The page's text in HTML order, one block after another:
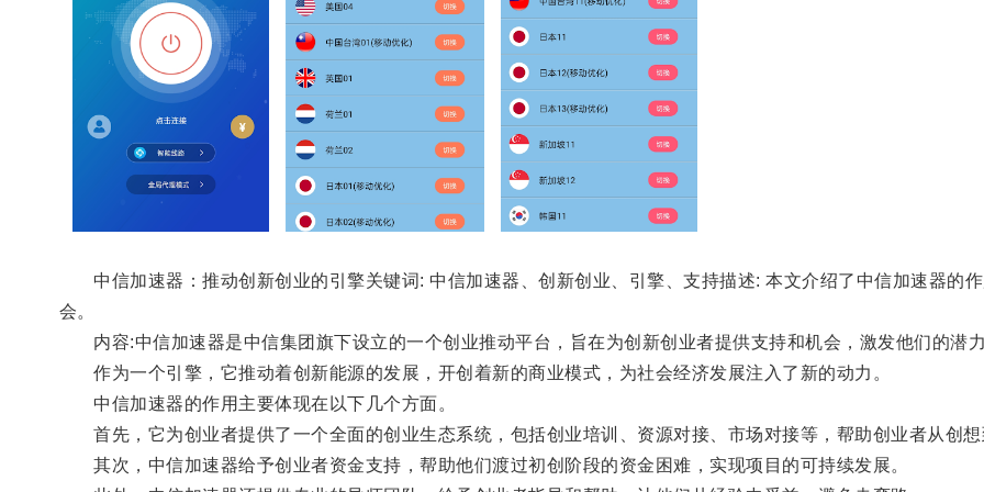
中信加速器：推动创新创业的引擎关键词: 中信加速器、创新创业、引擎、支持描述: 本文介绍了中信加速器的
会。
内容:中信加速器是中信集团旗下设立的一个创业推动平台，旨在为创新创业者提供支持和机会，激发他们的潜
作为一个引擎，它推动着创新能源的发展，开创着新的商业模式，为社会经济发展注入了新的动力。
中信加速器的作用主要体现在以下几个方面。
首先，它为创业者提供了一个全面的创业生态系统，包括创业培训、资源对接、市场对接等，帮助创业者从创
其次，中信加速器给予创业者资金支持，帮助他们渡过初创阶段的资金困难，实现项目的可持续发展。